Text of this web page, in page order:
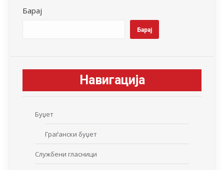
Барај
Барај
Навигација
Буџет
Граѓански буџет
Службени гласници